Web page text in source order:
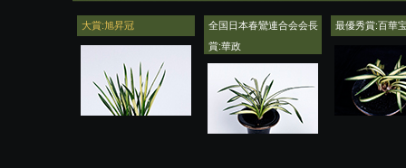
大賞:旭昇冠
全国日本春鸞連合会会長
賞:華政
最優秀賞:百華